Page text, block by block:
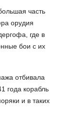
часть
орудия
где в
бои с их
отбивала
года корабль
и в таких